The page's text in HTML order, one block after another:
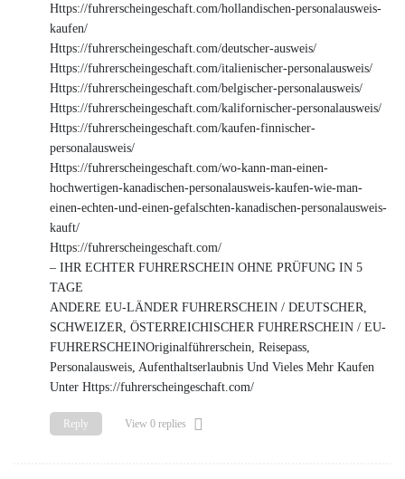
Https://fuhrerscheingeschaft.com/hollandischen-personalausweis-
kaufen/
Https://fuhrerscheingeschaft.com/deutscher-ausweis/
Https://fuhrerscheingeschaft.com/italienischer-personalausweis/
Https://fuhrerscheingeschaft.com/belgischer-personalausweis/
Https://fuhrerscheingeschaft.com/kalifornischer-personalausweis/
Https://fuhrerscheingeschaft.com/kaufen-finnischer-
personalausweis/
Https://fuhrerscheingeschaft.com/wo-kann-man-einen-
hochwertigen-kanadischen-personalausweis-kaufen-wie-man-
einen-echten-und-einen-gefalschten-kanadischen-personalausweis-
kauft/
Https://fuhrerscheingeschaft.com/
– IHR ECHTER FUHRERSCHEIN OHNE PRÜFUNG IN 5
TAGE
ANDERE EU-LÄNDER FUHRERSCHEIN / DEUTSCHER,
SCHWEIZER, ÖSTERREICHISCHER FUHRERSCHEIN / EU-
FUHRERSCHEINOriginalführerschein, Reisepass,
Personalausweis, Aufenthaltserlaubnis Und Vieles Mehr Kaufen
Unter Https://fuhrerscheingeschaft.com/
Reply View 0 replies